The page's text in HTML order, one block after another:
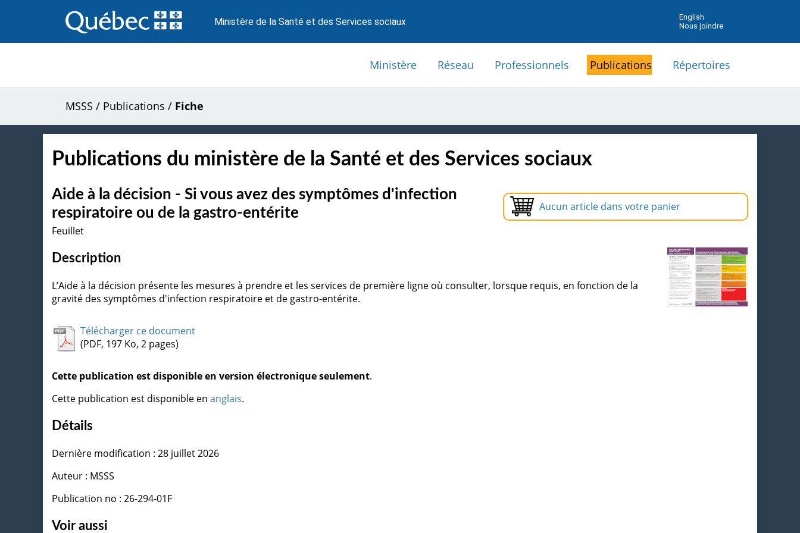
au
contenu
Ministère de la Santé et des Services sociaux
English
Nous joindre
Ministère Réseau Professionnels Publications Répertoires
MSSS / Publications / Fiche
Publications du ministère de la Santé et des Services sociaux
Aucun article dans votre panier
Aide à la décision - Si vous avez des symptômes d'infection
respiratoire ou de la gastro-entérite
Feuillet
Description
L’Aide à la décision présente les mesures à prendre et les services de première ligne où consulter, lorsque requis, en fonction de la
gravité des symptômes d'infection respiratoire et de gastro-entérite.
Télécharger ce document
(PDF, 197 Ko, 2 pages)
Cette publication est disponible en version électronique seulement.
Cette publication est disponible en anglais.
Détails
Dernière modification : 28 juillet 2026
Auteur : MSSS
Publication no : 26-294-01F
Voir aussi